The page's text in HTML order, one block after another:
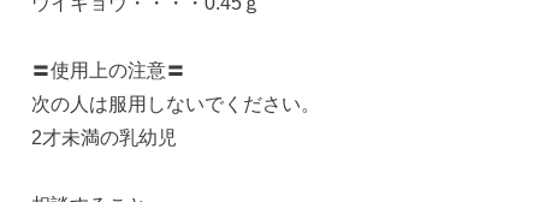
〓使用上の注意〓
次の人は服用しないでください。
2才未満の乳幼児